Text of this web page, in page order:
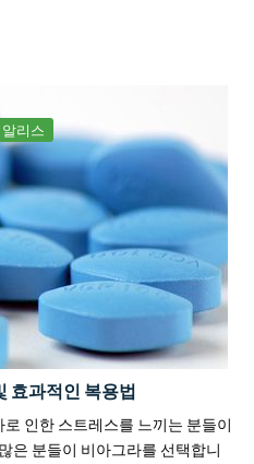
리스
효과적인 복용법
인한 스트레스를 느끼는 분들이
은 분들이 비아그라를 선택합니